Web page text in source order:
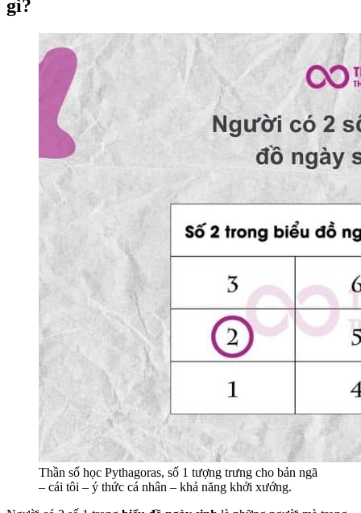
gì?
Thần số học Pythagoras, số 1 tượng trưng cho bản ngã
– cái tôi – ý thức cá nhân – khả năng khởi xướng.